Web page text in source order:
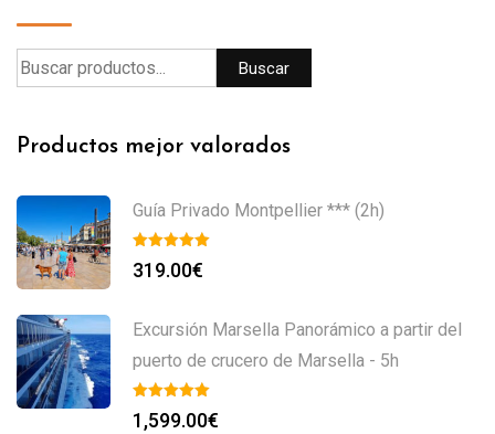
Buscar
Productos mejor valorados
Guía Privado Montpellier *** (2h)
319.00€
Excursión Marsella Panorámico a partir del
puerto de crucero de Marsella - 5h
1,599.00€